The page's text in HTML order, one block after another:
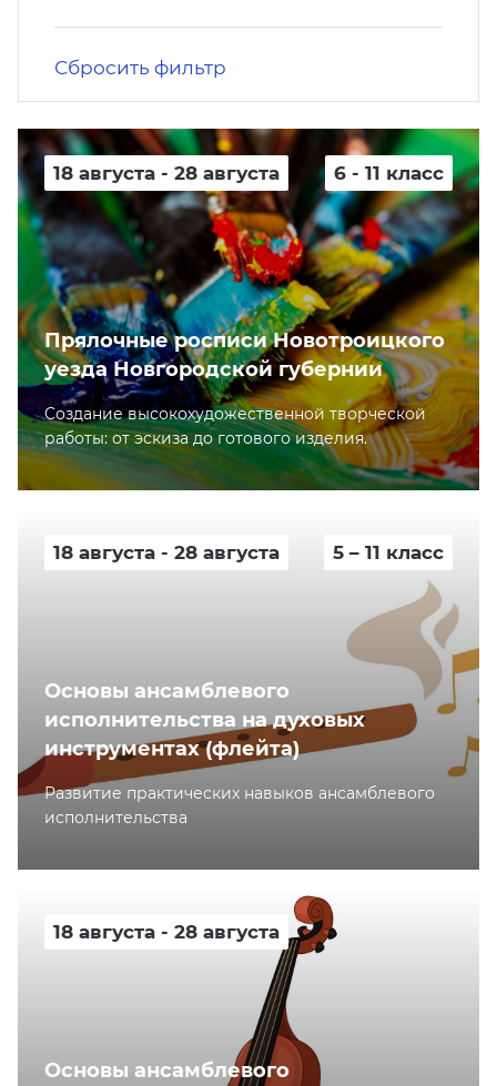
программы
Сбросить фильтр
18 августа - 28 августа 6 - 11 класс
Прялочные росписи Новотроицкого
уезда Новгородской губернии
Cоздание высокохудожественной творческой
работы: от эскиза до готового изделия.
18 августа - 28 августа 5 – 11 класс
Основы ансамблевого
исполнительства на духовых
инструментах (флейта)
Развитие практических навыков ансамблевого
исполнительства
18 августа - 28 августа
Основы ансамблевого